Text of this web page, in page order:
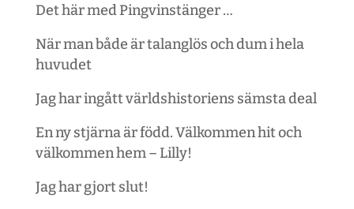
Det här med Pingvinstänger …
När man både är talanglös och dum i hela
huvudet
Jag har ingått världshistoriens sämsta deal
En ny stjärna är född. Välkommen hit och
välkommen hem – Lilly!
Jag har gjort slut!